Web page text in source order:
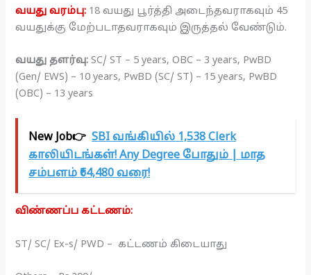
வயது வரம்பு: 18 வயது பூர்த்தி அடைந்தவராகவும் 45
வயதுக்கு மேற்படாதவராகவும் இருத்தல் வேண்டும்.
வயது தளர்வு:SC/ ST – 5 years, OBC – 3 years, PwBD
(Gen/ EWS) – 10 years, PwBD (SC/ ST) – 15 years, PwBD
(OBC) – 13 years
New Job👉 SBI வங்கியில் 1,538 Clerk
காலியிடங்கள்! Any Degree போதும் | மாத
சம்பளம் ₹64,480 வரை!
விண்ணப்ப கட்டணம்:
ST/ SC/ Ex-s/ PWD – கட்டணம் கிடையாது